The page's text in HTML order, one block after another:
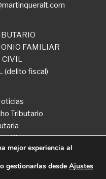
FAMILIAR
CIVIL
(delito fiscal)
Tributario
Kluwer
mejor experiencia al
gestionarlas desde Ajustes